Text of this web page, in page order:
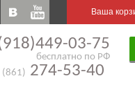
Ваша
03-75
бесплатно по РФ
(861) 274-53-40